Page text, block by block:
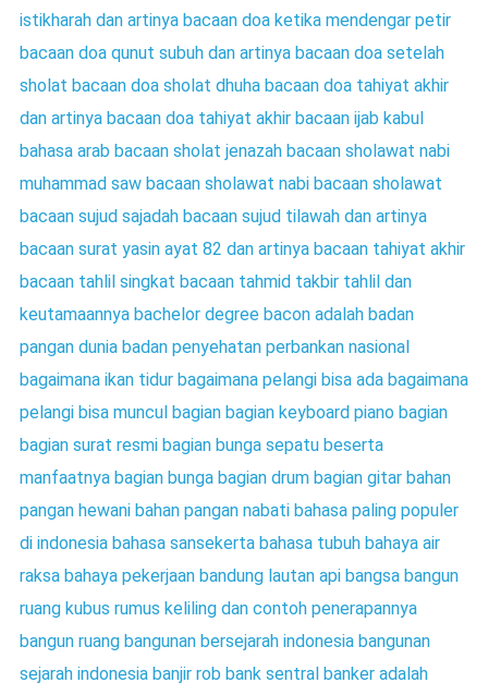
istikharah dan artinya bacaan doa ketika mendengar petir
bacaan doa qunut subuh dan artinya bacaan doa setelah
sholat bacaan doa sholat dhuha bacaan doa tahiyat akhir
dan artinya bacaan doa tahiyat akhir bacaan ijab kabul
bahasa arab bacaan sholat jenazah bacaan sholawat nabi
muhammad saw bacaan sholawat nabi bacaan sholawat
bacaan sujud sajadah bacaan sujud tilawah dan artinya
bacaan surat yasin ayat 82 dan artinya bacaan tahiyat akhir
bacaan tahlil singkat bacaan tahmid takbir tahlil dan
keutamaannya bachelor degree bacon adalah badan
pangan dunia badan penyehatan perbankan nasional
bagaimana ikan tidur bagaimana pelangi bisa ada bagaimana
pelangi bisa muncul bagian bagian keyboard piano bagian
bagian surat resmi bagian bunga sepatu beserta
manfaatnya bagian bunga bagian drum bagian gitar bahan
pangan hewani bahan pangan nabati bahasa paling populer
di indonesia bahasa sansekerta bahasa tubuh bahaya air
raksa bahaya pekerjaan bandung lautan api bangsa bangun
ruang kubus rumus keliling dan contoh penerapannya
bangun ruang bangunan bersejarah indonesia bangunan
sejarah indonesia banjir rob bank sentral banker adalah